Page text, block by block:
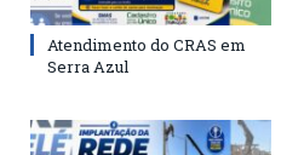
Atendimento do CRAS em
Serra Azul